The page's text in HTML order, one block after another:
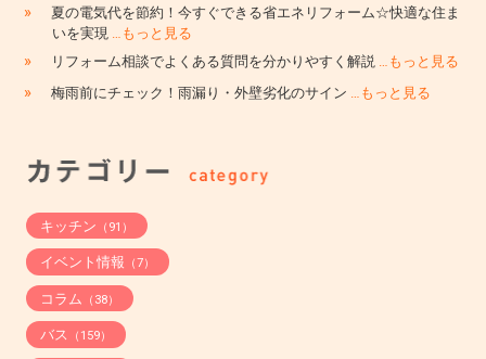
»
夏の電気代を節約！今すぐできる省エネリフォーム☆快適な住ま
いを実現
…もっと見る
» リフォーム相談でよくある質問を分かりやすく解説 …もっと見る
» 梅雨前にチェック！雨漏り・外壁劣化のサイン …もっと見る
キッチン （91）
イベント情報 （7）
コラム （38）
バス （159）